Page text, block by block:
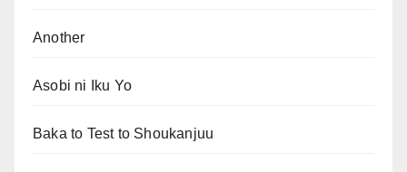
Another
Asobi ni Iku Yo
Baka to Test to Shoukanjuu